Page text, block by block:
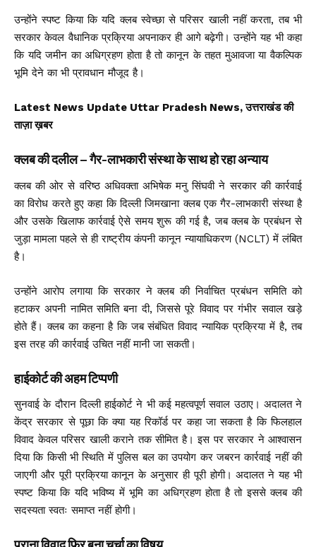
उन्होंने स्पष्ट किया कि यदि क्लब स्वेच्छा से परिसर खाली नहीं करता, तब भी
सरकार केवल वैधानिक प्रक्रिया अपनाकर ही आगे बढ़ेगी। उन्होंने यह भी कहा
कि यदि जमीन का अधिग्रहण होता है तो कानून के तहत मुआवजा या वैकल्पिक
भूमि देने का भी प्रावधान मौजूद है।
Latest News Update Uttar Pradesh News, उत्तराखंड की
ताज़ा ख़बर
क्लब की दलील – गैर-लाभकारी संस्था के साथ हो रहा अन्याय
क्लब की ओर से वरिष्ठ अधिवक्ता अभिषेक मनु सिंघवी ने सरकार की कार्रवाई
का विरोध करते हुए कहा कि दिल्ली जिमखाना क्लब एक गैर-लाभकारी संस्था है
और उसके खिलाफ कार्रवाई ऐसे समय शुरू की गई है, जब क्लब के प्रबंधन से
जुड़ा मामला पहले से ही राष्ट्रीय कंपनी कानून न्यायाधिकरण (NCLT) में लंबित
है।
उन्होंने आरोप लगाया कि सरकार ने क्लब की निर्वाचित प्रबंधन समिति को
हटाकर अपनी नामित समिति बना दी, जिससे पूरे विवाद पर गंभीर सवाल खड़े
होते हैं। क्लब का कहना है कि जब संबंधित विवाद न्यायिक प्रक्रिया में है, तब
इस तरह की कार्रवाई उचित नहीं मानी जा सकती।
हाईकोर्ट की अहम टिप्पणी
सुनवाई के दौरान दिल्ली हाईकोर्ट ने भी कई महत्वपूर्ण सवाल उठाए। अदालत ने
केंद्र सरकार से पूछा कि क्या यह रिकॉर्ड पर कहा जा सकता है कि फिलहाल
विवाद केवल परिसर खाली कराने तक सीमित है। इस पर सरकार ने आश्वासन
दिया कि किसी भी स्थिति में पुलिस बल का उपयोग कर जबरन कार्रवाई नहीं की
जाएगी और पूरी प्रक्रिया कानून के अनुसार ही पूरी होगी। अदालत ने यह भी
स्पष्ट किया कि यदि भविष्य में भूमि का अधिग्रहण होता है तो इससे क्लब की
सदस्यता स्वतः समाप्त नहीं होगी।